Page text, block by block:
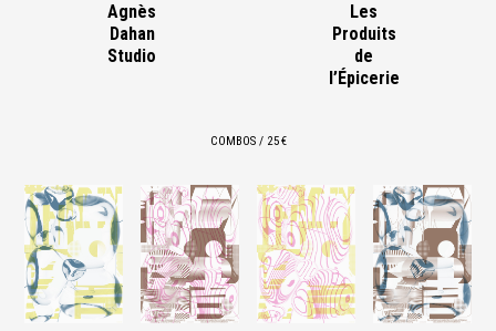
Agnès
Dahan
Studio
Les
Produits
de
l’Épicerie
COMBOS / 25 €